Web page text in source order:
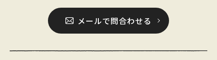
メールで問合わせる